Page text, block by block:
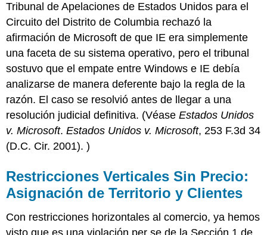
Tribunal de Apelaciones de Estados Unidos para el
Circuito del Distrito de Columbia rechazó la
afirmación de Microsoft de que IE era simplemente
una faceta de su sistema operativo, pero el tribunal
sostuvo que el empate entre Windows e IE debía
analizarse de manera deferente bajo la regla de la
razón. El caso se resolvió antes de llegar a una
resolución judicial definitiva. (VéaseEstados Unidos
v. Microsoft.Estados Unidos v. Microsoft, 253 F.3d 34
(D.C. Cir. 2001).)
Restricciones Verticales Sin Precio:
Asignación de Territorio y Clientes
Con restricciones horizontales al comercio, ya hemos
visto que es una violación per se de la Sección 1 de